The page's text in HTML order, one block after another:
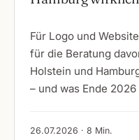
Für Logo und
für die Beratung
Holstein und
– und was Ende 2026
26.07.2026 · 8 Min.